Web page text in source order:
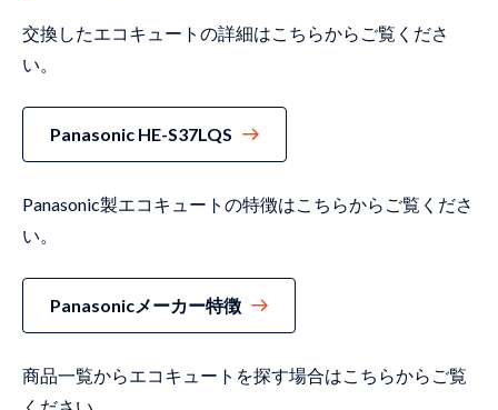
交換したエコキュートの詳細はこちらからご覧くださ
い。
Panasonic HE-S37LQS
Panasonic製エコキュートの特徴はこちらからご覧くださ
い。
Panasonicメーカー特徴
商品一覧からエコキュートを探す場合はこちらからご覧